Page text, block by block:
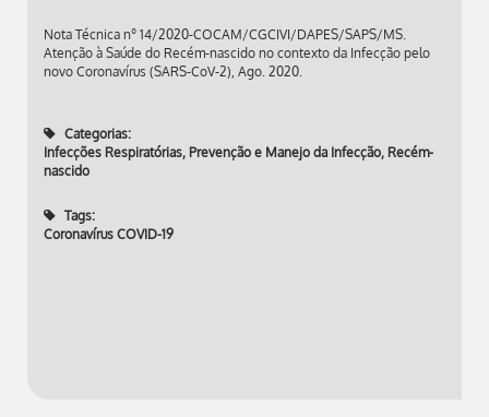
Nota Técnica nº 14/2020-COCAM/CGCIVI/DAPES/SAPS/MS.
Atenção à Saúde do Recém-nascido no contexto da Infecção pelo
novo Coronavírus (SARS-CoV-2), Ago. 2020.
Categorias:
Infecções Respiratórias, Prevenção e Manejo da Infecção, Recém-
nascido
Tags:
Coronavírus COVID-19